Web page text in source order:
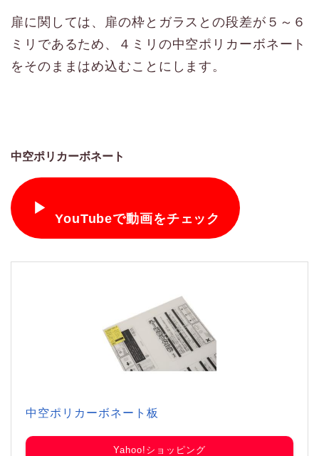
扉に関しては、扉の枠とガラスとの段差が５～６
ミリであるため、４ミリの中空ポリカーボネート
をそのままはめ込むことにします。
中空ポリカーボネート
▶
YouTubeで動画をチェック
中空ポリカーボネート板
Yahoo!ショッピング